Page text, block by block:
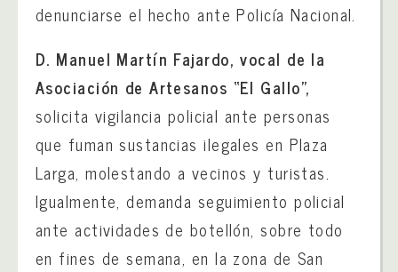
denunciarse el hecho ante Policía Nacional.
D. Manuel Martín Fajardo, vocal de la
Asociación de Artesanos “El Gallo”,
solicita vigilancia policial ante personas
que fuman sustancias ilegales en Plaza
Larga, molestando a vecinos y turistas.
Igualmente, demanda seguimiento policial
ante actividades de botellón, sobre todo
en fines de semana, en la zona de San